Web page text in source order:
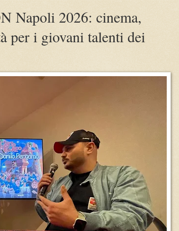
Napoli 2026: cinema,
per i giovani talenti dei